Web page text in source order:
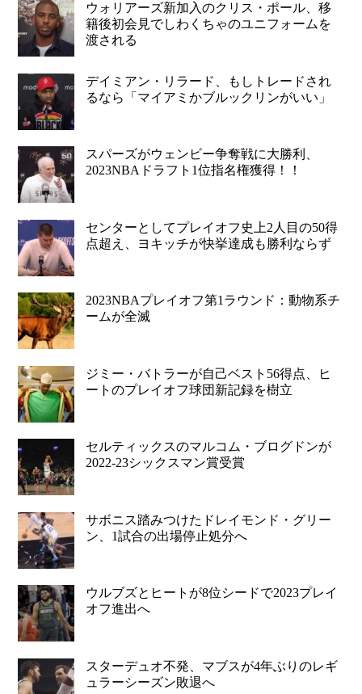
ウォリアーズ新加入のクリス・ポール、移
籍後初会見でしわくちゃのユニフォームを
渡される
デイミアン・リラード、もしトレードされ
るなら「マイアミかブルックリンがいい」
スパーズがウェンビー争奪戦に大勝利、
2023NBAドラフト1位指名権獲得！！
センターとしてプレイオフ史上2人目の50得
点超え、ヨキッチが快挙達成も勝利ならず
2023NBAプレイオフ第1ラウンド：動物系チ
ームが全滅
ジミー・バトラーが自己ベスト56得点、ヒ
ートのプレイオフ球団新記録を樹立
セルティックスのマルコム・ブログドンが
2022-23シックスマン賞受賞
サボニス踏みつけたドレイモンド・グリー
ン、1試合の出場停止処分へ
ウルブズとヒートが8位シードで2023プレイ
オフ進出へ
スターデュオ不発、マブスが4年ぶりのレギ
ュラーシーズン敗退へ